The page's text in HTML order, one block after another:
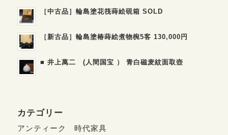
［中古品］輪島塗花筏蒔絵硯箱 SOLD
［新古品］輪島塗椿蒔絵煮物椀5客 130,000円
■ 井上萬二 (人間国宝 ） 青白磁麦紋面取壺
カテゴリー
アンティーク 時代家具